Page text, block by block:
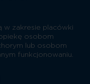
w zakresie placówki
osobom
lub osobom
funkcjonowaniu.